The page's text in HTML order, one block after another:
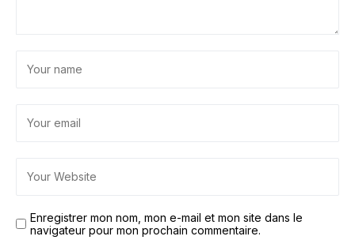
Enregistrer mon nom, mon e-mail et mon site dans le
navigateur pour mon prochain commentaire.